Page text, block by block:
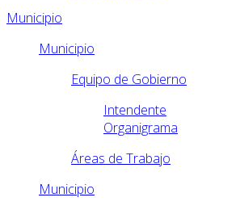
Municipio
Municipio
Equipo de Gobierno
Intendente
Organigrama
Áreas de Trabajo
Municipio